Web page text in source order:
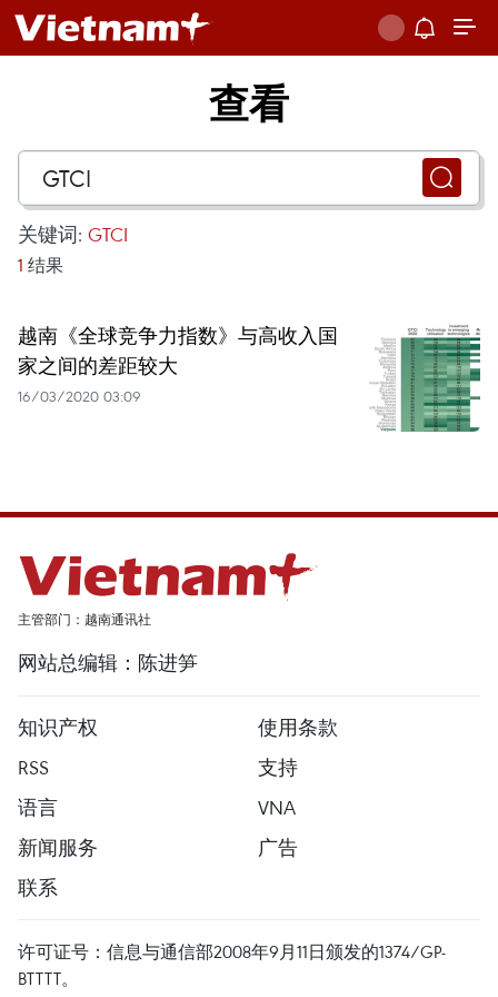
查看
关键词: GTCI
1 结果
越南《全球竞争力指数》与高收入国
家之间的差距较大
16/03/2020 03:09
主管部门：越南通讯社
网站总编辑：陈进笋
知识产权
使用条款
RSS
支持
语言
VNA
新闻服务
广告
联系
许可证号：信息与通信部2008年9月11日颁发的1374/GP-
BTTTT。